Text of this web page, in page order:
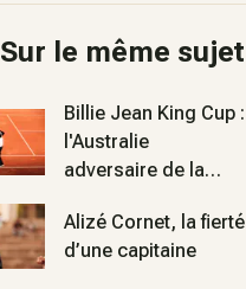
Sur le même sujet
Billie Jean King Cup :
l'Australie
adversaire de la
remontée dans le
groupe mondial
Alizé Cornet, la fierté
d’une capitaine